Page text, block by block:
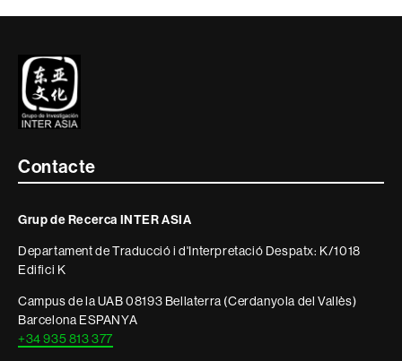
Contacte
informació
legal
Contacte
Grup de Recerca INTER ASIA
Departament de Traducció i d'Interpretació Despatx: K/1018
Edifici K
Campus de la UAB 08193 Bellaterra (Cerdanyola del Vallès)
Barcelona ESPANYA
+34 935 813 377